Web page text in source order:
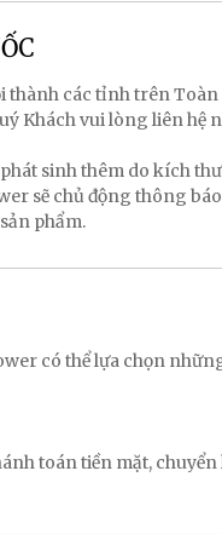
các tỉnh trên Toàn
Khách vui lòng liên hệ
sinh thêm do kích
sẽ chủ động thông
phẩm.
có thể lựa chọn
toán tiền mặt,